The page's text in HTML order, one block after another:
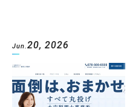
Jun.20, 2026